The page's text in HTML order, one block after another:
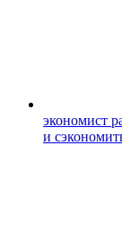
экономист
и